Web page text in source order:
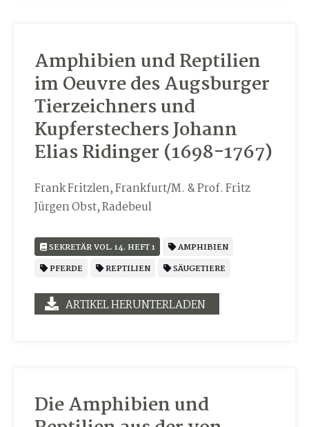
Amphibien und Reptilien
im Oeuvre des Augsburger
Tierzeichners und
Kupferstechers Johann
Elias Ridinger (1698-1767)
Frank Fritzlen, Frankfurt/M. & Prof. Fritz
Jürgen Obst, Radebeul
SEKRETÄR VOL. 14. HEFT 1
AMPHIBIEN
PFERDE
REPTILIEN SÄUGETIERE
ARTIKEL HERUNTERLADEN
Die Amphibien und